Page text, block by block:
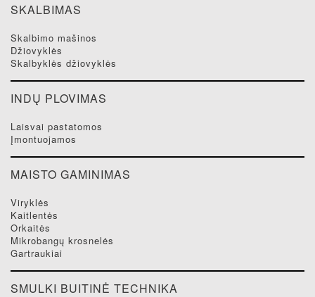
SKALBIMAS
skalbimo mašinos
džiovyklės
skalbyklės džiovyklės
INDŲ PLOVIMAS
laisvai pastatomos
įmontuojamos
MAISTO GAMINIMAS
viryklės
kaitlentės
orkaitės
mikrobangų krosnelės
gartraukiai
SMULKI BUITINĖ TECHNIKA